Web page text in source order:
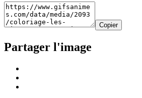
Copier
Partager l'image